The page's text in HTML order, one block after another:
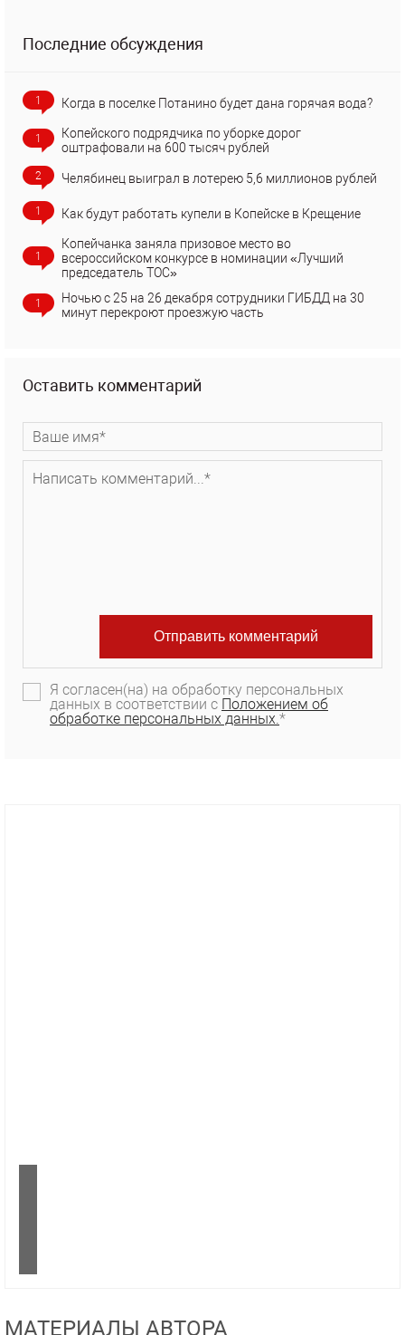
Последние обсуждения
1 Когда в поселке Потанино будет дана горячая вода?
1
Копейского подрядчика по уборке дорог
оштрафовали на 600 тысяч рублей
2 Челябинец выиграл в лотерею 5,6 миллионов рублей
1 Как будут работать купели в Копейске в Крещение
1
Копейчанка заняла призовое место во
всероссийском конкурсе в номинации «Лучший
председатель ТОС»
1
Ночью с 25 на 26 декабря сотрудники ГИБДД на 30
минут перекроют проезжую часть
Оставить комментарий
Я согласен(на) на обработку персональных
данных в соответствии с Положением об
обработке персональных данных.*
МАТЕРИАЛЫ АВТОРА